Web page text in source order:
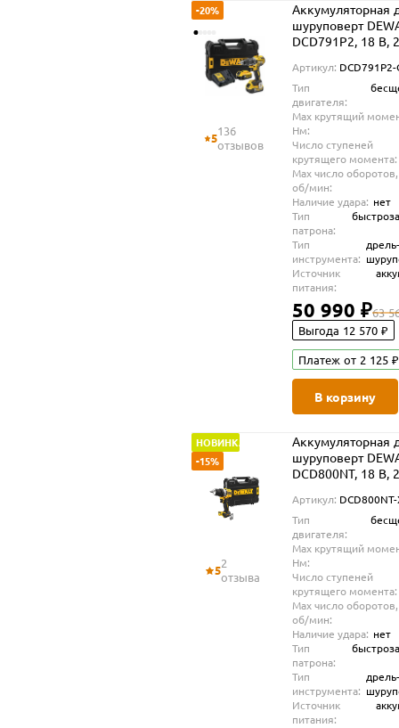
-20%
5136
отзывов
Аккумуляторная
шуруповерт
DCD791P2, 18 В,
ЗУ, в кейсе TSTAK
(DCD791P2-QW)
Артикул: DCD791P2-
Тип
двигателя:
Max крутящий
Нм:
Число ступеней
крутящего момента:
Max число оборотов,
об/мин:
Наличие удара: нет
Тип
патрона:
Тип
инструмента:
дрель-
Источник
питания:
50 990 ₽63
Выгода 12 570 ₽
Платеж от 2 125 ₽
В корзину
НОВИНКА
-15%
52
отзыва
Аккумуляторная
шуруповерт
DCD800NT, 18 В,
кейсе TSTAK
XJ)
Артикул:
Тип
двигателя:
Max крутящий
Нм:
Число ступеней
крутящего момента:
Max число оборотов,
об/мин:
Наличие удара: нет
Тип
патрона:
Тип
инструмента:
дрель-
Источник
питания: